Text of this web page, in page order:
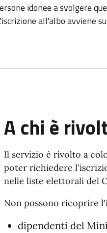
idonee a svolgere
all'albo avviene
A chi è
Il servizio è rivolto a
poter richiedere
nelle liste elettorali del
Non possono ricoprire
dipendenti del